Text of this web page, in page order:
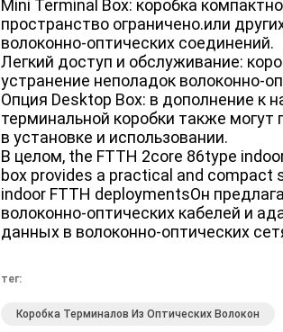
Mini Terminal Box: коробка
пространство ограничено.или
волоконно-оптических соединений.
Легкий доступ и обслуживание:
устранение неполадок волоконно-
Опция Desktop Box: в дополнение к
терминальной коробки также могут
в установке и использовании.
В целом, the FTTH 2core 86type
box provides a practical and
indoor FTTH deploymentsОн
волоконно-оптических кабелей и
данных в волоконно-оптических
тег:
Коробка Терминалов Из Оптических Волокон